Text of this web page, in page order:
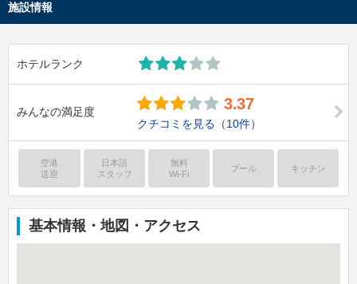
施設情報
ホテルランク
みんなの満足度 3.37
クチコミを見る （10件）
空港
送迎
日本語
スタッフ
無料
Wi-Fi
プール キッチン
基本情報・地図・アクセス